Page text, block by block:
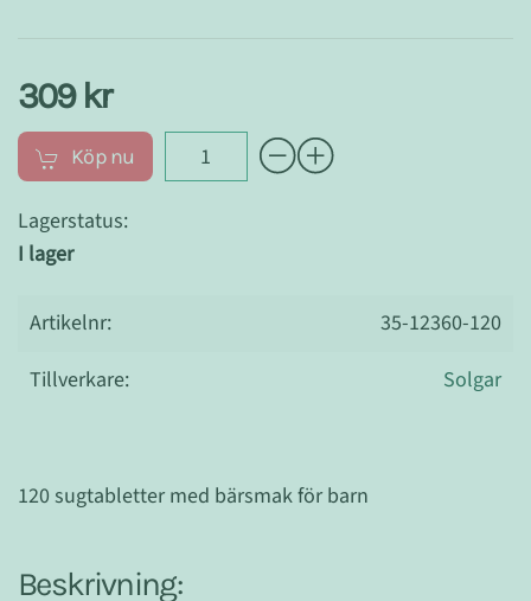
309 kr
Köp nu
Lagerstatus:
I lager
Artikelnr:
35-12360-120
Tillverkare:
Solgar
120 sugtabletter med bärsmak för barn
Beskrivning: